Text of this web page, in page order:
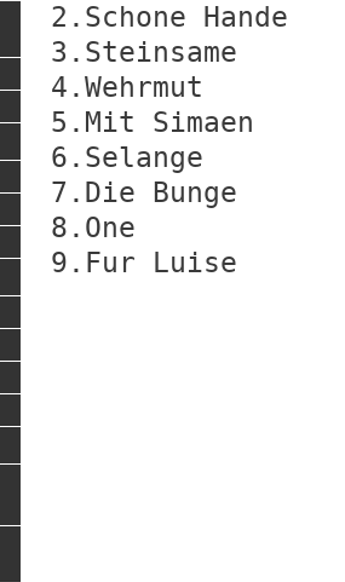
2.Schone Hande
3.Steinsame
4.Wehrmut
5.Mit Simaen
6.Selange
7.Die Bunge
8.One
9.Fur Luise